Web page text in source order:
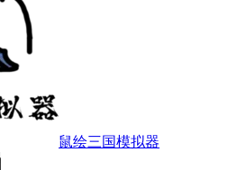
鼠绘三国模拟器